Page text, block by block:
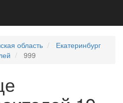
область
Екатеринбург
999